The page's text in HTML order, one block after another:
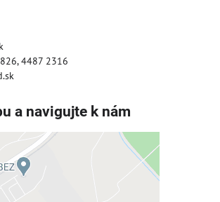
4487 2316
a navigujte k nám
je blokovaný